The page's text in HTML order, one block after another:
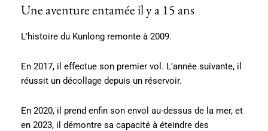
Une aventure entamée il y a 15 ans
L’histoire du Kunlong remonte à 2009.
En 2017, il effectue son premier vol. L’année suivante, il
réussit un décollage depuis un réservoir.
En 2020, il prend enfin son envol au-dessus de la mer, et
en 2023, il démontre sa capacité à éteindre des